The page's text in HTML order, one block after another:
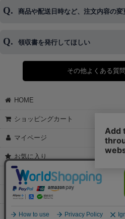
※発送後、発送準備が完了しお手続
◆代金引換・クレジットカード・携
＞詳細は画像
商品や配送日時など、注文内容の変
◆商品発送前の変更は承っておりま
さい。
領収書を発行してほしい
◆領収書はご希望頂いた場合のみ発
【これからご注文する場合】
STEP2「お届け先・お支払い」ペ
願いします。
②宛名（空欄は上様は不可）
③但し書き（空欄やお品代は不可）
【すでにご注文が完了している場合
①お電話・メール・LINEにて領収書
②後日、郵送にて領収書を送らせて
その他よくある質
HOME
ショッピングカート
マイページ
お気に入り
特定商取引法表示
ご利用案内
お問い合せ